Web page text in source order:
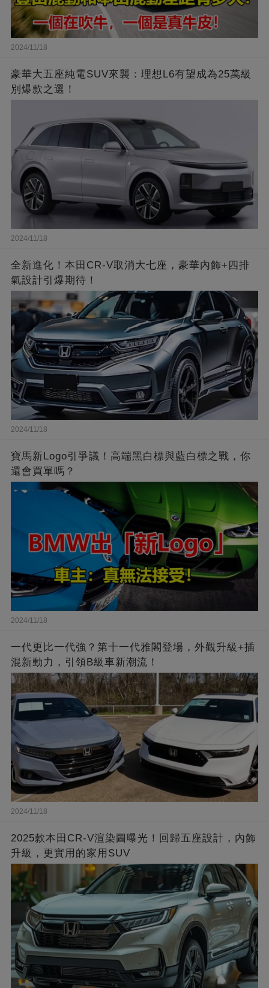
2024/11/18
豪華大五座純電SUV來襲：理想L6有望成為25萬級
別爆款之選！
2024/11/18
全新進化！本田CR-V取消大七座，豪華內飾+四排
氣設計引爆期待！
2024/11/18
寶馬新Logo引爭議！高端黑白標與藍白標之戰，你
還會買單嗎？
2024/11/18
一代更比一代強？第十一代雅閣登場，外觀升級+插
混新動力，引領B級車新潮流！
2024/11/18
2025款本田CR-V渲染圖曝光！回歸五座設計，內飾
升級，更實用的家用SUV